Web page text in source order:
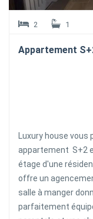
2 1
Luxury house
appartement S+2
étage d'une
offre un
salle à manger
parfaitement